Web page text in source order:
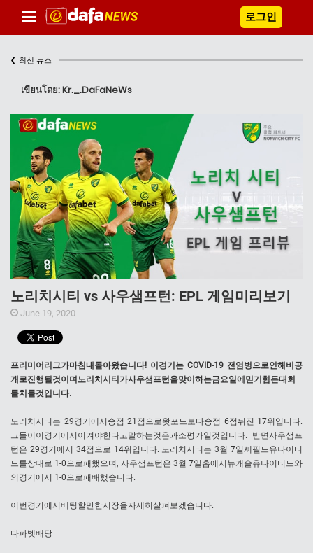
로그인
‹ 최신 뉴스
เขียนโดย: Kr._.DaFaNeWs
노리치시티 vs 사우샘프턴: EPL 게임미리보기
June 19, 2020
프리미어리그가마침내돌아왔습니다! 이경기는 COVID-19 전염병으로인해비공
개로진행될것이며노리치시티가사우샘프턴을맞이하는금요일에믿기힘든대회
를치를것입니다.
노리치시티는 29경기에서승점 21점으로왓포드보다승점 6점뒤진 17위입니다.
그들이이경기에서이겨야한다고말하는것은과소평가일것입니다. 반면사우샘프
턴은 29경기에서 34점으로 14위입니다. 노리치시티는 3월 7일셰필드유나이티
드를상대로 1-0으로패했으며, 사우샘프턴은 3월 7일홈에서뉴캐슬유나이티드와
의경기에서 1-0으로패배했습니다.
이번경기에서베팅할만한시장을자세히살펴보겠습니다.
다파벳배당